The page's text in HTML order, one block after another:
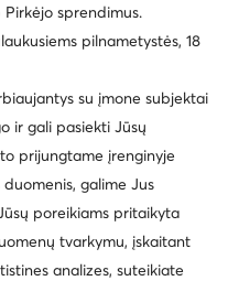
sprendimus.
pilnametystės, 18
su įmone subjektai
ir gali pasiekti Jūsų
prijungtame įrenginyje
galime Jus
poreikiams pritaikyta
tvarkymu, įskaitant
analizes, suteikiate